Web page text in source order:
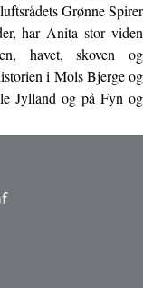
Grønne Spirer
har Anita stor viden
havet, skoven og
i Mols Bjerge og
Jylland og på Fyn og